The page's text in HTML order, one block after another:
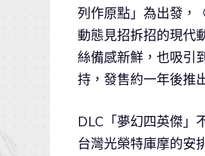
列作原點」為出發，
動態見招拆招的現代
絲備感新鮮，也吸引
持，發售約一年後推
DLC「夢幻四英傑」
台灣光榮特庫摩的安